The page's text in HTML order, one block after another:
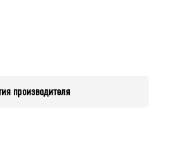
производителя